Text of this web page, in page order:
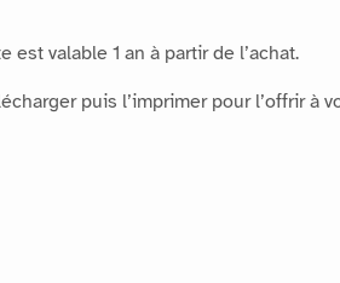
valable 1 an à partir de l’achat.
puis l’imprimer pour l’offrir à